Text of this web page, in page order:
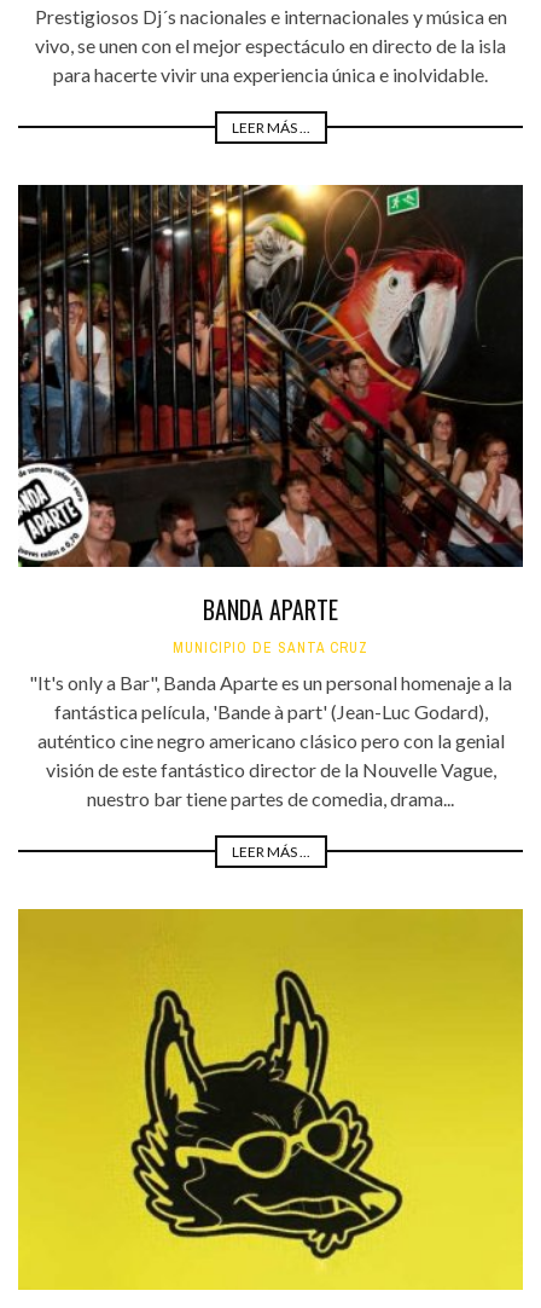
Prestigiosos Dj´s nacionales e internacionales y música en
vivo, se unen con el mejor espectáculo en directo de la isla
para hacerte vivir una experiencia única e inolvidable.
LEER MÁS ...
BANDA APARTE
MUNICIPIO DE SANTA CRUZ
"It's only a Bar", Banda Aparte es un personal homenaje a la
fantástica película, 'Bande à part' (Jean-Luc Godard),
auténtico cine negro americano clásico pero con la genial
visión de este fantástico director de la Nouvelle Vague,
nuestro bar tiene partes de comedia, drama...
LEER MÁS ...